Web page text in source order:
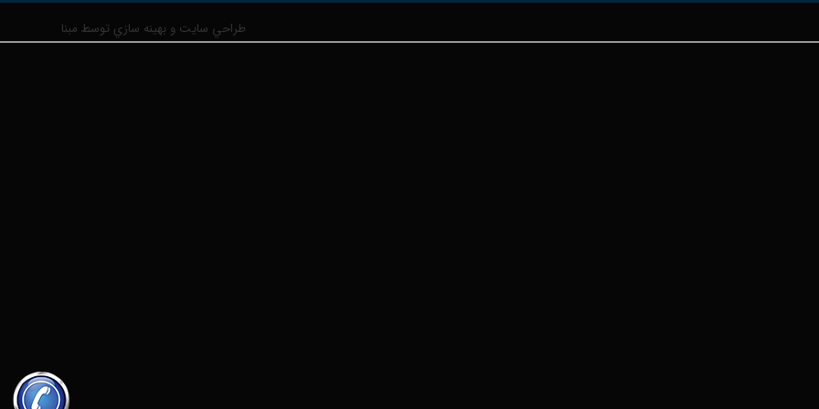
طراحي سايت و بهينه سازي توسط مبنا